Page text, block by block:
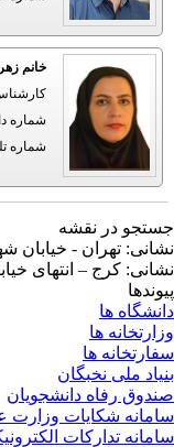
خانم
کارشناس
شماره
شماره
در نقشه
تهران - خیابان
کرج – انتهای
ها
ها
ها
ملی نخبگان
رفاه دانشجویان
شکایات وزارت
تدارکات